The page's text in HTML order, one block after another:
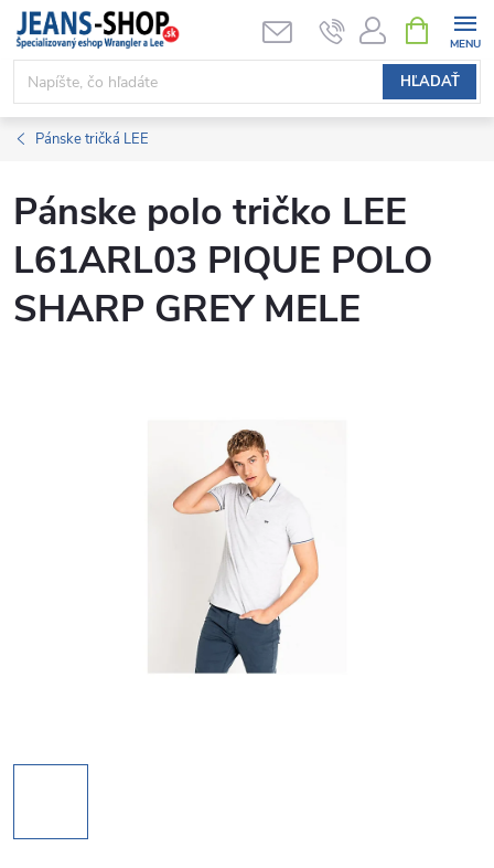
Prejsť
obsah
HĽADAŤ
KOŠÍK
Pánske tričká LEE
Pánske polo tričko LEE
L61ARL03 PIQUE POLO
SHARP GREY MELE